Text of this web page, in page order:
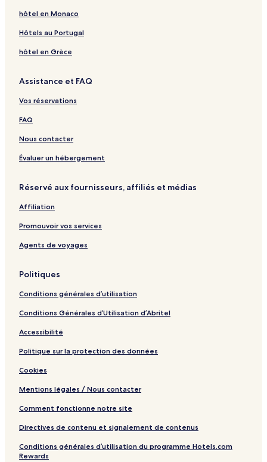
hôtel en Monaco
Hôtels au Portugal
hôtel en Grèce
Assistance et FAQ
Vos réservations
FAQ
Nous contacter
Évaluer un hébergement
Réservé aux fournisseurs, affiliés et médias
Affiliation
Promouvoir vos services
Agents de voyages
Politiques
Conditions générales d’utilisation
Conditions Générales d’Utilisation d’Abritel
Accessibilité
Politique sur la protection des données
Cookies
Mentions légales / Nous contacter
Comment fonctionne notre site
Directives de contenu et signalement de contenus
Conditions générales d’utilisation du programme Hotels.com
Rewards